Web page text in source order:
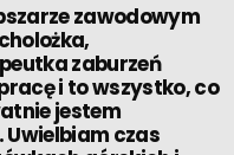
zawodowym
zaburzeń
i to wszystko, co
jestem
czas